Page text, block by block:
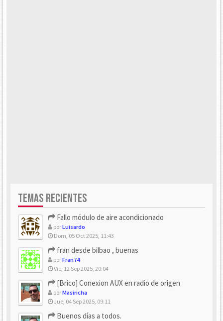
TEMAS RECIENTES
Fallo módulo de aire acondicionado
porLuisardo
Dom, 05 Oct 2025, 11:43
fran desde bilbao , buenas
porFran74
Vie, 12 Sep 2025, 20:04
[Brico] Conexion AUX en radio de origen
porMasiricha
Jue, 04 Sep 2025, 09:11
Buenos días a todos.